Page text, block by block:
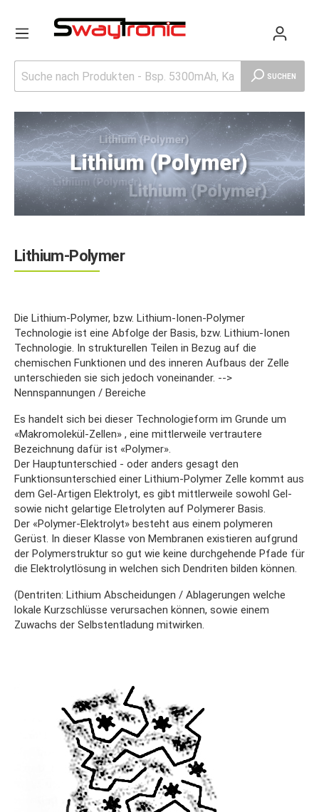
SUCHEN
Lithium-Polymer
Die Lithium-Polymer, bzw. Lithium-Ionen-Polymer
Technologie ist eine Abfolge der Basis, bzw. Lithium-Ionen
Technologie. In strukturellen Teilen in Bezug auf die
chemischen Funktionen und des inneren Aufbaus der Zelle
unterschieden sie sich jedoch voneinander. -->
Nennspannungen / Bereiche
Es handelt sich bei dieser Technologieform im Grunde um
«Makromolekül-Zellen» , eine mittlerweile vertrautere
Bezeichnung dafür ist «Polymer».
Der Hauptunterschied - oder anders gesagt den
Funktionsunterschied einer Lithium-Polymer Zelle kommt aus
dem Gel-Artigen Elektrolyt, es gibt mittlerweile sowohl Gel-
sowie nicht gelartige Eletrolyten auf Polymerer Basis.
Der «Polymer-Elektrolyt» besteht aus einem polymeren
Gerüst. In dieser Klasse von Membranen existieren aufgrund
der Polymerstruktur so gut wie keine durchgehende Pfade für
die Elektrolytlösung in welchen sich Dendriten bilden können.
(Dentriten: Lithium Abscheidungen / Ablagerungen welche
lokale Kurzschlüsse verursachen können, sowie einem
Zuwachs der Selbstentladung mitwirken.